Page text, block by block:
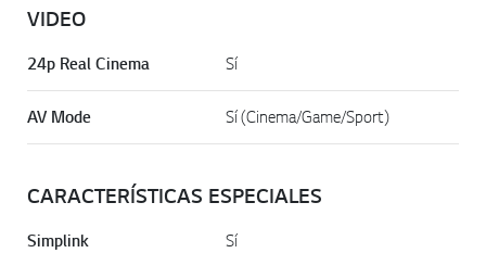
VIDEO
24p Real Cinema Sí
AV Mode Sí (Cinema/Game/Sport)
CARACTERÍSTICAS ESPECIALES
Simplink Sí